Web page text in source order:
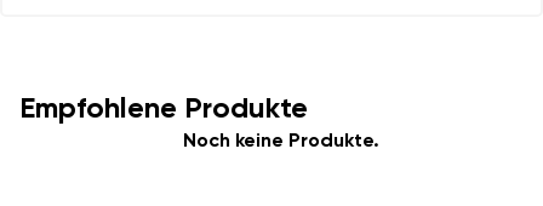
Empfohlene Produkte
Noch keine Produkte.